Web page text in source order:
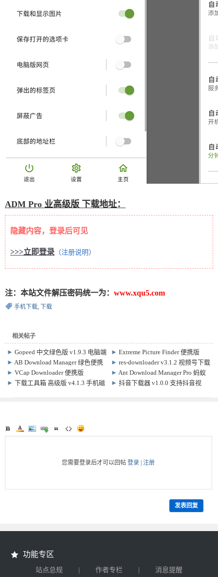
ADM Pro 业高级版 下载地址：
隐藏内容，登录后可见
>>>立即登录 （注册说明）
注：本站文件解压密码统一为： www.xqu5.com
手机下载, 下载
相关帖子
►Gopeed 中文绿色版 v1.9.3 电脑端
磁力 BT下载器
►Extreme Picture Finder 便携版
v3.67.4.0 网络图片嗅探下载
► AB Download Manager 绿色便携
版 v1.10.1 下载管理软件
►res-downloader v3.1.2 视频号下载
软件
►VCap Downloader 便携版
v0.1.46.6983 免费全能视频下载软件
► Ant Download Manager Pro 蚂蚁
下载管家 特别版 v2.17.6.96447
►下载工具箱 高级版 v4.1.3 手机磁
►抖音下载器 v1.0.0 支持抖音视
您需要登录后才可以回帖登录 |注册
发表回复
功能专区
站点总规 | 作者专栏 | 消息提醒